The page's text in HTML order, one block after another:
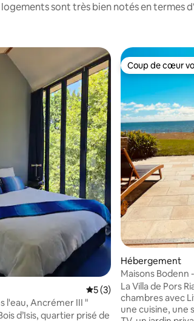
logements sont très bien notés en
Évaluation moyenne sur
5 (3)
l'eau, Ancrémer III "
d’Isis, quartier prisé de
Coup de cœur
Coup de cœur
Hébergement
Maisons Bodenn
Front de Mer
La Villa de Pors
chambres avec
une cuisine, une